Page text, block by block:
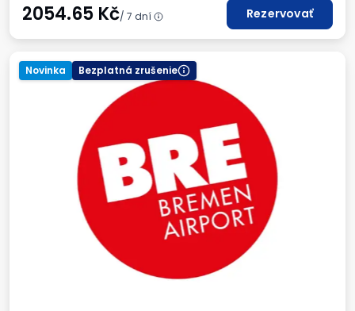
2054.65 Kč/ 7 dní Rezervovať
Novinka Bezplatná zrušenie